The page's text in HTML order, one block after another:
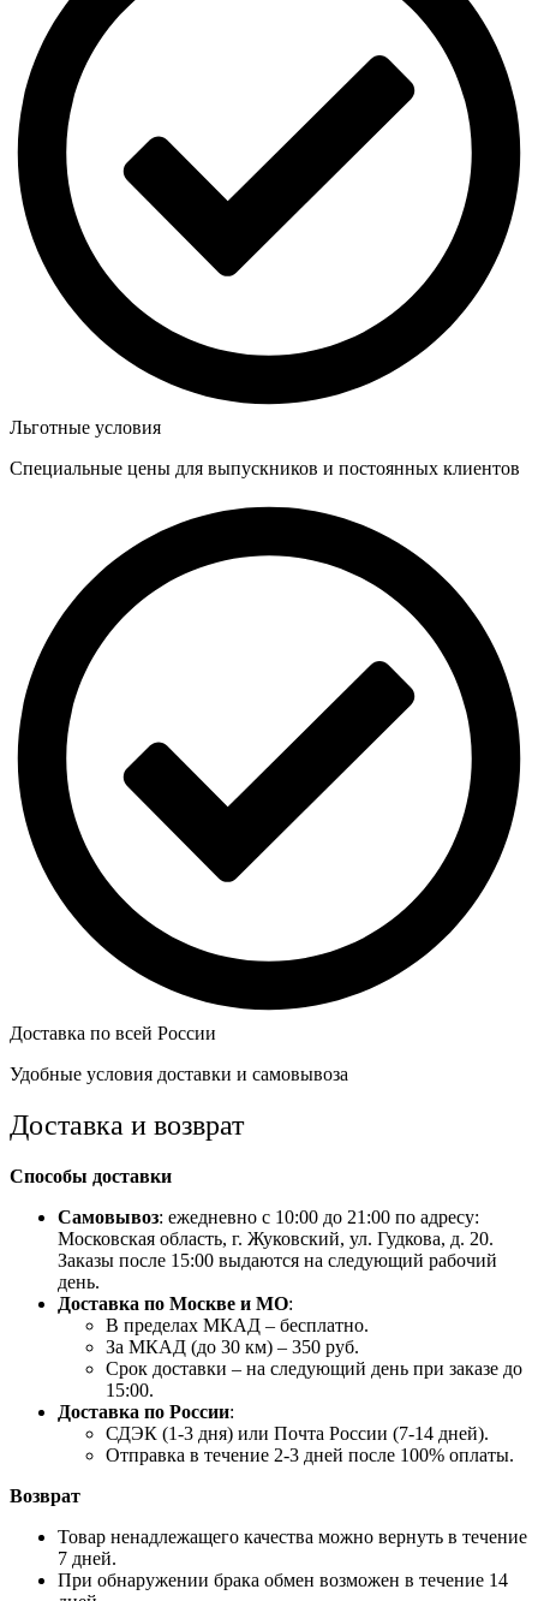
Льготные условия
Специальные цены для выпускников и постоянных клиентов
Доставка по всей России
Удобные условия доставки и самовывоза
Доставка и возврат
Способы доставки
Самовывоз: ежедневно с 10:00 до 21:00 по адресу:
Московская область, г. Жуковский, ул. Гудкова, д. 20.
Заказы после 15:00 выдаются на следующий рабочий
день.
Доставка по Москве и МО:
В пределах МКАД – бесплатно.
За МКАД (до 30 км) – 350 руб.
Срок доставки – на следующий день при заказе до
15:00.
Доставка по России:
СДЭК (1-3 дня) или Почта России (7-14 дней).
Отправка в течение 2-3 дней после 100% оплаты.
Возврат
Товар ненадлежащего качества можно вернуть в течение
7 дней.
При обнаружении брака обмен возможен в течение 14